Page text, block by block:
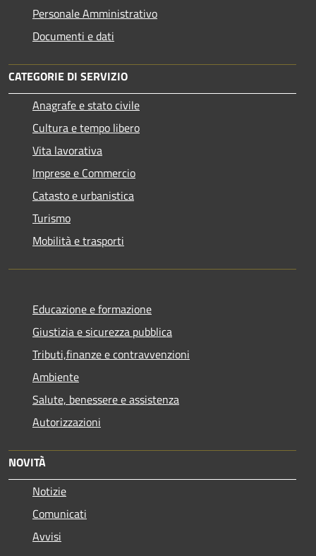
Personale Amministrativo
Documenti e dati
CATEGORIE DI SERVIZIO
Anagrafe e stato civile
Cultura e tempo libero
Vita lavorativa
Imprese e Commercio
Catasto e urbanistica
Turismo
Mobilità e trasporti
Educazione e formazione
Giustizia e sicurezza pubblica
Tributi,finanze e contravvenzioni
Ambiente
Salute, benessere e assistenza
Autorizzazioni
NOVITÀ
Notizie
Comunicati
Avvisi